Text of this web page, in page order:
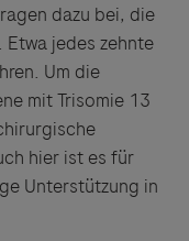
dazu bei, die
jedes zehnte
Um die
mit Trisomie 13
hier ist es für
Unterstützung in